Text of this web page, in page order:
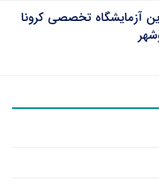
آزمایشگاه تخصصی کرونا